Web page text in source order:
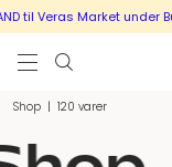
Market under Buen
Shop | 120 varer